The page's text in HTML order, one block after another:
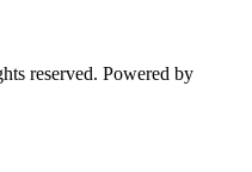
reserved. Powered by